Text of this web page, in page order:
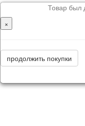
Товар был
×
продолжить покупки